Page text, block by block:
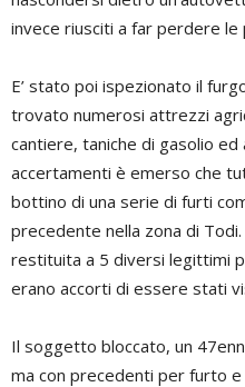
invece riusciti a far perdere le
E’ stato poi ispezionato il
trovato numerosi attrezzi
cantiere, taniche di gasolio
accertamenti è emerso che
bottino di una serie di furti
precedente nella zona di
restituita a 5 diversi legittimi
erano accorti di essere stati
Il soggetto bloccato, un
ma con precedenti per furto e